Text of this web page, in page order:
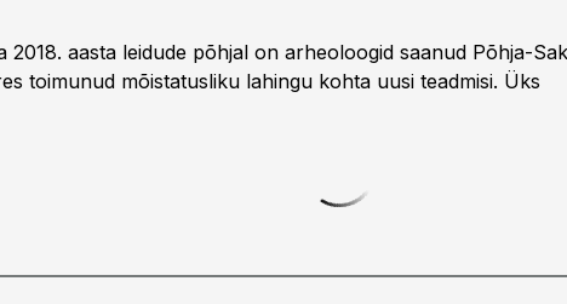
2018. aasta leidude põhjal on arheoloogid saanud Põhja-
toimunud mõistatusliku lahingu kohta uusi teadmisi. Üks